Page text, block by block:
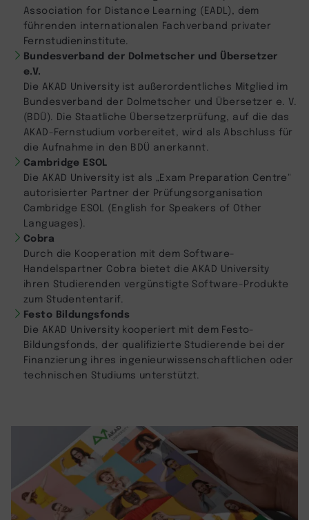
Association for Distance Learning (EADL), dem
führenden internationalen Fachverband privater
Fernstudieninstitute.
Bundesverband der Dolmetscher und Übersetzer
e.V.
Die AKAD University ist außerordentliches Mitglied im
Bundesverband der Dolmetscher und Übersetzer e. V.
(BDÜ). Die Staatliche Übersetzerprüfung, auf die das
AKAD-Fernstudium vorbereitet, wird als Abschluss für
die Aufnahme in den BDÜ anerkannt.
Cambridge ESOL
Die AKAD University ist als „Exam Preparation Centre"
autorisierter Partner der Prüfungsorganisation
Cambridge ESOL (English for Speakers of Other
Languages).
Cobra
Durch die Kooperation mit dem Software-
Handelspartner Cobra bietet die AKAD University
ihren Studierenden vergünstigte Software-Produkte
zum Studententarif.
Festo Bildungsfonds
Die AKAD University kooperiert mit dem Festo-
Bildungsfonds, der qualifizierte Studierende bei der
Finanzierung ihres ingenieurwissenschaftlichen oder
technischen Studiums unterstützt.